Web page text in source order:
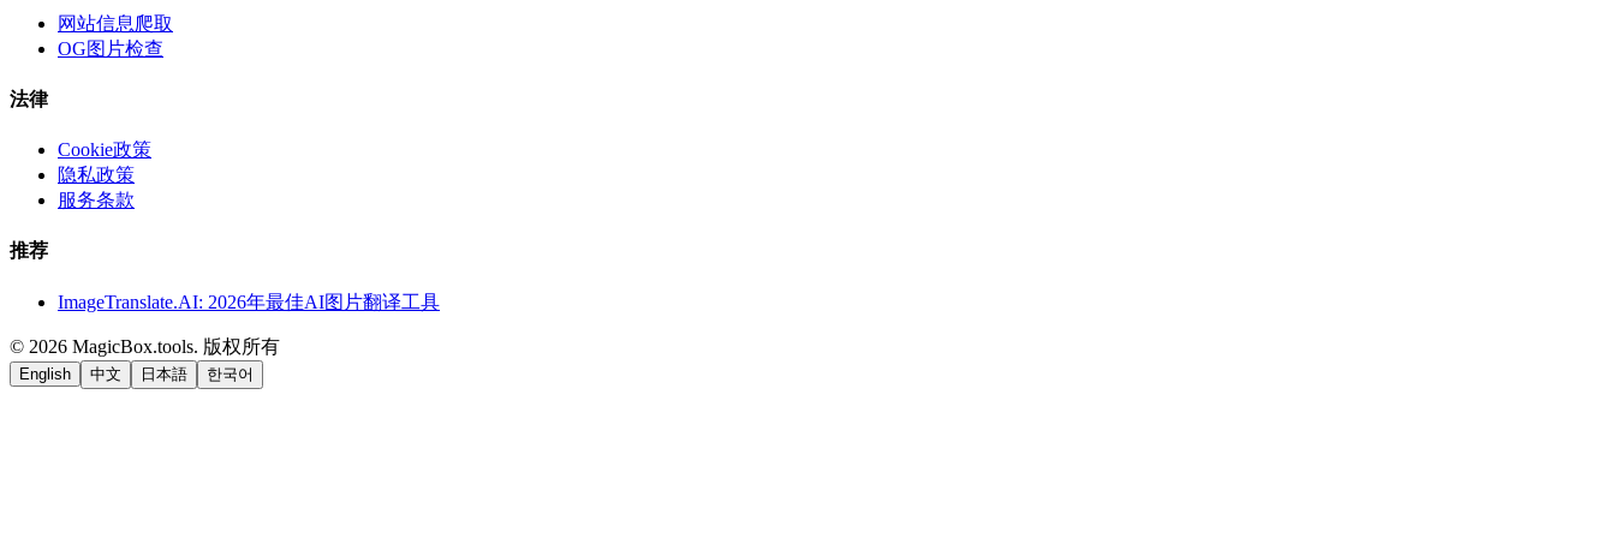
网站信息爬取
OG图片检查
法律
Cookie政策
隐私政策
服务条款
推荐
ImageTranslate.AI: 2026年最佳AI图片翻译工具
© 2026 MagicBox.tools. 版权所有
English 中文 日本語 한국어